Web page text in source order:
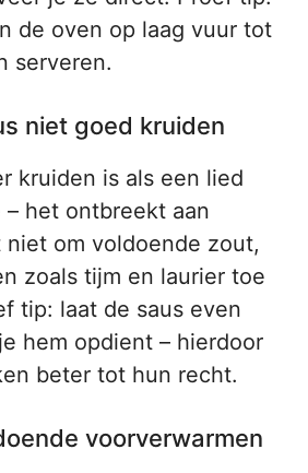
de oven op laag vuur tot
serveren.
niet goed kruiden
kruiden is als een lied
het ontbreekt aan
om voldoende zout,
zoals tijm en laurier toe
tip: laat de saus even
hem opdient – hierdoor
beter tot hun recht.
voorverwarmen